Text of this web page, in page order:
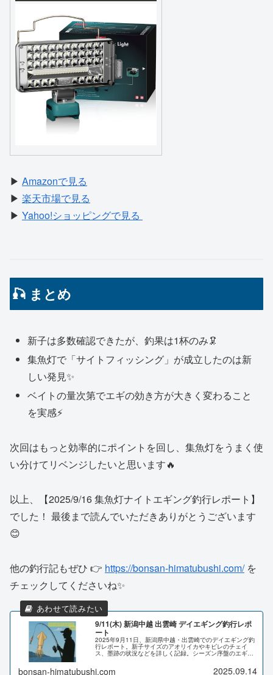
▶ Amazonで見る
▶ 楽天市場で見る
▶ Yahoo!ショッピングで見る
🎣 まとめ
新子は多数確認できたが、釣果は1杯のみ🦑
集魚灯で「サイトフィッシング」が成立したのは新
しい発見✨
ベイトの量次第でエギの効き方が大きく変わること
を実感⚡️
次回はもっと効率的にポイントを回し、集魚灯をうまく使
い分けてリベンジしたいと思います🔥
以上、【2025/9/16 集魚灯ナイトエギング釣行レポート】
でした！ 最後まで読んでいただきありがとうございます
😊
他の釣行記もぜひ 👉 https://bonsan-himatubushi.com/を
チェックしてくださいね✨
9/11(木) 新潟中越 出雲崎 デイエギング釣行レポ
ート
2025年9月11日、新潟県中越・出雲崎でのデイエギング釣
行レポート。新子サイズのアオリイカやキビレのチェイ
ス、墨跡の状況などを詳しく記録。シーズン序盤のエギン
bonsan-himatubushi.com 2025.09.14